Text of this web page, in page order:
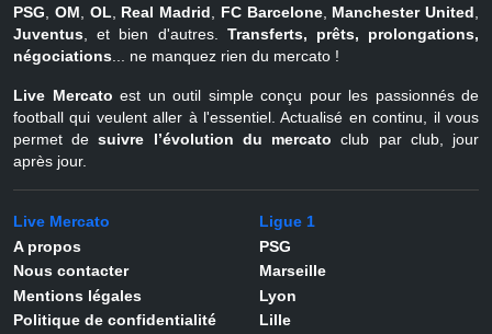
PSG
OM OL Real Madrid FC Barcelone, Manchester United
Juventus , et bien d'autres. Transferts, prêts, prolongations,
négociations ... ne manquez rien du mercato !
Live Mercato est un outil simple conçu pour les passionnés de
football qui veulent aller à l'essentiel. Actualisé en continu, il vous
permet desuivre l’évolution du mercato club par club, jour
après jour.
Live Mercato
A propos
Nous contacter
Mentions légales
Politique de confidentialité
Ligue 1
PSG
Marseille
Lyon
Lille